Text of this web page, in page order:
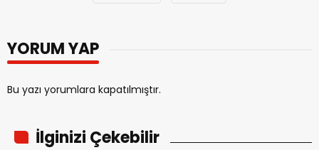
YORUM YAP
Bu yazı yorumlara kapatılmıştır.
İlginizi Çekebilir